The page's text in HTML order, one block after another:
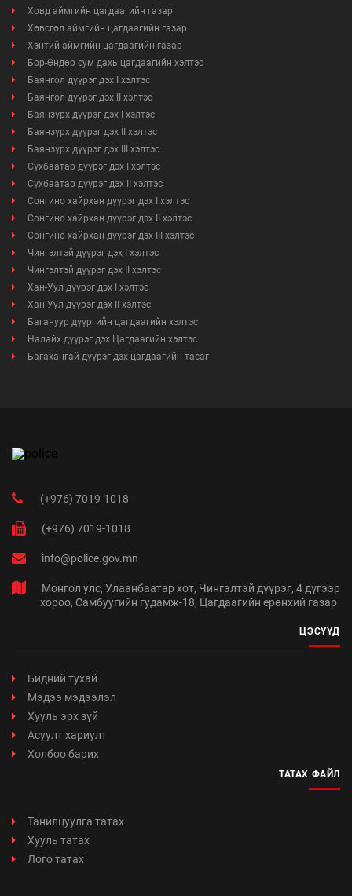
Ховд аймгийн цагдаагийн газар
Хөвсгөл аймгийн цагдаагийн газар
Хэнтий аймгийн цагдаагийн газар
Бор-Өндөр сум дахь цагдаагийн хэлтэс
Баянгол дүүрэг дэх I хэлтэс
Баянгол дүүрэг дэх II хэлтэс
Баянзүрх дүүрэг дэх I хэлтэс
Баянзүрх дүүрэг дэх II хэлтэс
Баянзүрх дүүрэг дэх III хэлтэс
Сүхбаатар дүүрэг дэх I хэлтэс
Сүхбаатар дүүрэг дэх II хэлтэс
Сонгино хайрхан дүүрэг дэх I хэлтэс
Сонгино хайрхан дүүрэг дэх II хэлтэс
Сонгино хайрхан дүүрэг дэх III хэлтэс
Чингэлтэй дүүрэг дэх I хэлтэс
Чингэлтэй дүүрэг дэх II хэлтэс
Хан-Уул дүүрэг дэх I хэлтэс
Хан-Уул дүүрэг дэх II хэлтэс
Багануур дүүргийн цагдаагийн хэлтэс
Налайх дүүрэг дэх Цагдаагийн хэлтэс
Багахангай дүүрэг дэх цагдаагийн тасаг
(+976) 7019-1018
(+976) 7019-1018
info@police.gov.mn
Монгол улс, Улаанбаатар хот, Чингэлтэй дүүрэг, 4 дүгээр
хороо, Самбуугийн гудамж-18, Цагдаагийн ерөнхий газар
ЦЭСҮҮД
Бидний тухай
Мэдээ мэдээлэл
Хууль эрх зүй
Асуулт хариулт
Холбоо барих
ТАТАХ ФАЙЛ
Танилцуулга татах
Хууль татах
Лого татах